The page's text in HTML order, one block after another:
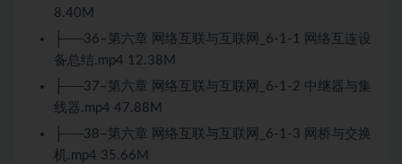
8.40M
├──36–第六章 网络互联与互联网_6-1-1 网络互连设
备总结.mp4 12.38M
├──37–第六章 网络互联与互联网_6-1-2 中继器与集
线器.mp4 47.88M
├──38–第六章 网络互联与互联网_6-1-3 网桥与交换
机.mp4 35.66M